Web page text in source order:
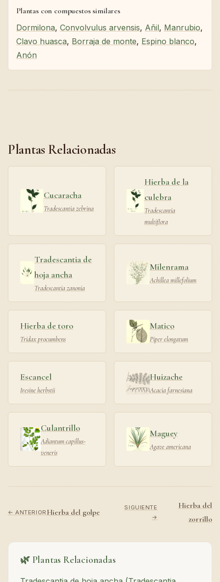
Plantas con compuestos similares
Dormilona, Convolvulus arvensis, Añil, Manrubio,
Clavo huasca, Borraja de monte, Espino blanco,
Anón
Plantas Relacionadas
Cucaracha
Tradescantia zebrina
Hierba de la
culebra
Tradescantia
multiflora
Tradescantia de
hoja ancha
Tradescantia zanonia
Milenrama
Achillea millefolium
Hierba de toro
Tridax procumbens
Matico
Piper elongatum
Escancel
Iresine herbstii
Huizache
Acacia farnesiana
Culantrillo
Adiantum capillus-
veneris
Maguey
Agave americana
← ANTERIOR Hierba del golpe
SIGUIENTE
→
Hierba del
zorrillo
🌿 Plantas Relacionadas